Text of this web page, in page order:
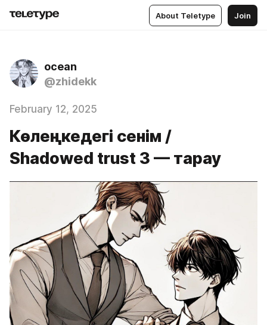
About Teletype Join
ocean
@zhidekk
February 12, 2025
Көлеңкедегі сенім /
Shadowed trust 3 — тарау